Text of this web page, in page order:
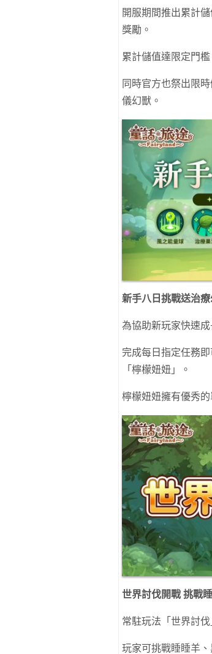
開服期間推出累計
獎勵。
累計儲值達限定門
同時官方也祭出限
儀幻獸。
新手八日挑戰送治療
為協助新玩家快速
完成每日指定任務
「檸檬妞妞」。
檸檬妞妞擁有優秀
世界討伐開戰 挑戰
常駐玩法「世界討
玩家可挑戰睡睡羊